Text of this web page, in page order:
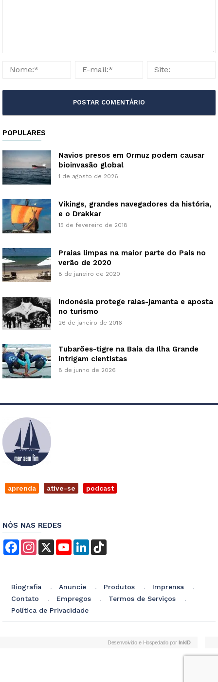
POPULARES
Navios presos em Ormuz podem causar
bioinvasão global
1 de agosto de 2026
Vikings, grandes navegadores da história,
e o Drakkar
15 de fevereiro de 2018
Praias limpas na maior parte do País no
verão de 2020
8 de janeiro de 2020
Indonésia protege raias-jamanta e aposta
no turismo
26 de janeiro de 2016
Tubarões-tigre na Baía da Ilha Grande
intrigam cientistas
8 de junho de 2026
aprenda ative-se podcast
NÓS NAS REDES
FacebookInstagram
X YouTubeLinkedIn
Biografia Anuncie Produtos
Imprensa
Contato
Empregos
Termos de Serviços
Política de Privacidade
Desenvolvido e Hospedado por InkID